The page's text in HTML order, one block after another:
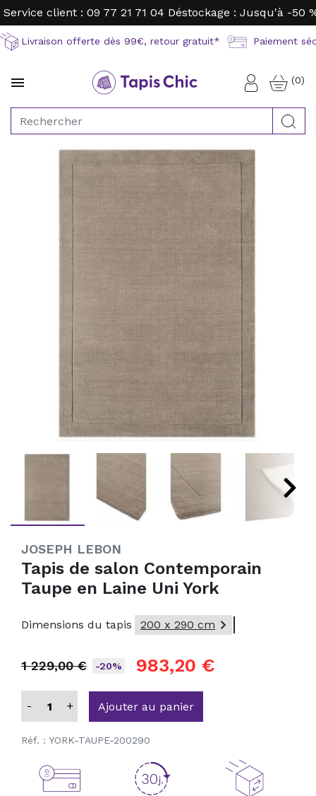
Service client : 09 77 21 71 04 Déstockage : Jusqu'à -50
Livraison offerte dès 99€, retour gratuit* Paiement
 Connexion
(0)
JOSEPH LEBON
Tapis de salon Contemporain
Taupe en Laine Uni York
Dimensions du tapis 200 x 290 cm 
1 229,00 € -20% 983,20 €
- + Ajouter au panier
Réf. : YORK-TAUPE-200290